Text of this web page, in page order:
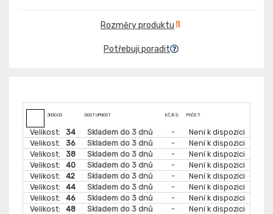
Rozměry produktu
Potřebuji poradit
JN3003 DOSTUPNOST KČ/KS: POČET
Velikost: 34 Skladem do 3 dnů -
Není k dispozici
Velikost:
36 Skladem do 3 dnů -
Není k dispozici
Velikost:
38 Skladem do 3 dnů -
Není k dispozici
Velikost:
40 Skladem do 3 dnů -
Není k dispozici
Velikost:
42 Skladem do 3 dnů -
Není k dispozici
Velikost:
44 Skladem do 3 dnů -
Není k dispozici
Velikost:
46 Skladem do 3 dnů -
Není k dispozici
Velikost:
48 Skladem do 3 dnů -
Není k dispozici